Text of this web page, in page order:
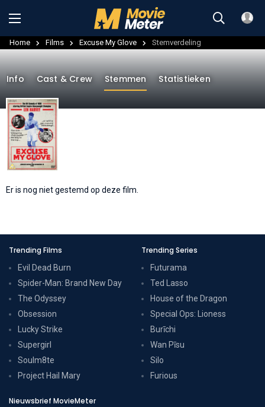
Home Films Excuse My Glove Stemverdeling
Info Cast & Crew Stemmen Statistieken
Er is nog niet gestemd op deze film.
Trending Films
Evil Dead Burn
Spider-Man: Brand New Day
The Odyssey
Obsession
Lucky Strike
Supergirl
Soulm8te
Project Hail Mary
Trending Series
Futurama
Ted Lasso
House of the Dragon
Special Ops: Lioness
Burīchi
Wan Pīsu
Silo
Furious
Nieuwsbrief MovieMeter